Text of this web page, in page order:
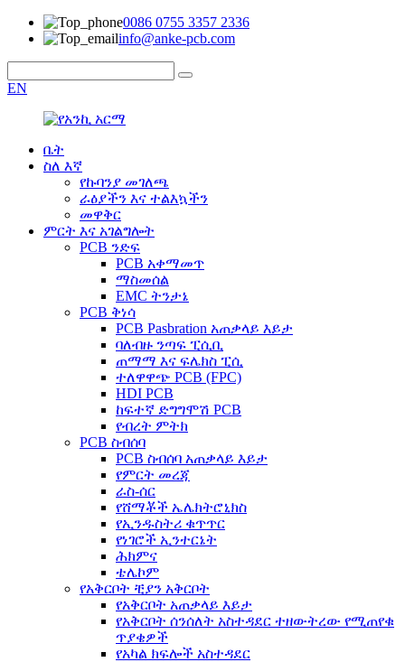
0086 0755 3357 2336
info@anke-pcb.com
EN
ቤት
ስለ እኛ
የኩባንያ መገለጫ
ራዕያችን እና ተልእኳችን
መዋቅር
ምርት እና አገልግሎት
PCB ንድፍ
PCB አቀማመጥ
ማስመሰል
EMC ትንታኔ
PCB ቅነሳ
PCB Pasbration አጠቃላይ እይታ
ባለብዙ ንጣፍ ፒሲቢ
ጠማማ እና ፍሌክስ ፒሲ
ተለዋዋጭ PCB (FPC)
HDI PCB
ከፍተኛ ድግግሞሽ PCB
የብረት ምትክ
PCB ስብሰባ
PCB ስብሰባ አጠቃላይ እይታ
የምርት መረጃ
ራስ-ሰር
የሸማቾች ኤሌክትሮኒክስ
የኢንዱስትሪ ቁጥጥር
የነገሮች ኢንተርኔት
ሕክምና
ቴሌኮም
የአቅርቦት ቺያን አቅርቦት
የአቅርቦት አጠቃላይ እይታ
የአቅርቦት ሰንሰለት አስተዳደር ተዘውትረው የሚጠየቁ
ጥያቄዎች
የአካል ክፍሎች አስተዳደር